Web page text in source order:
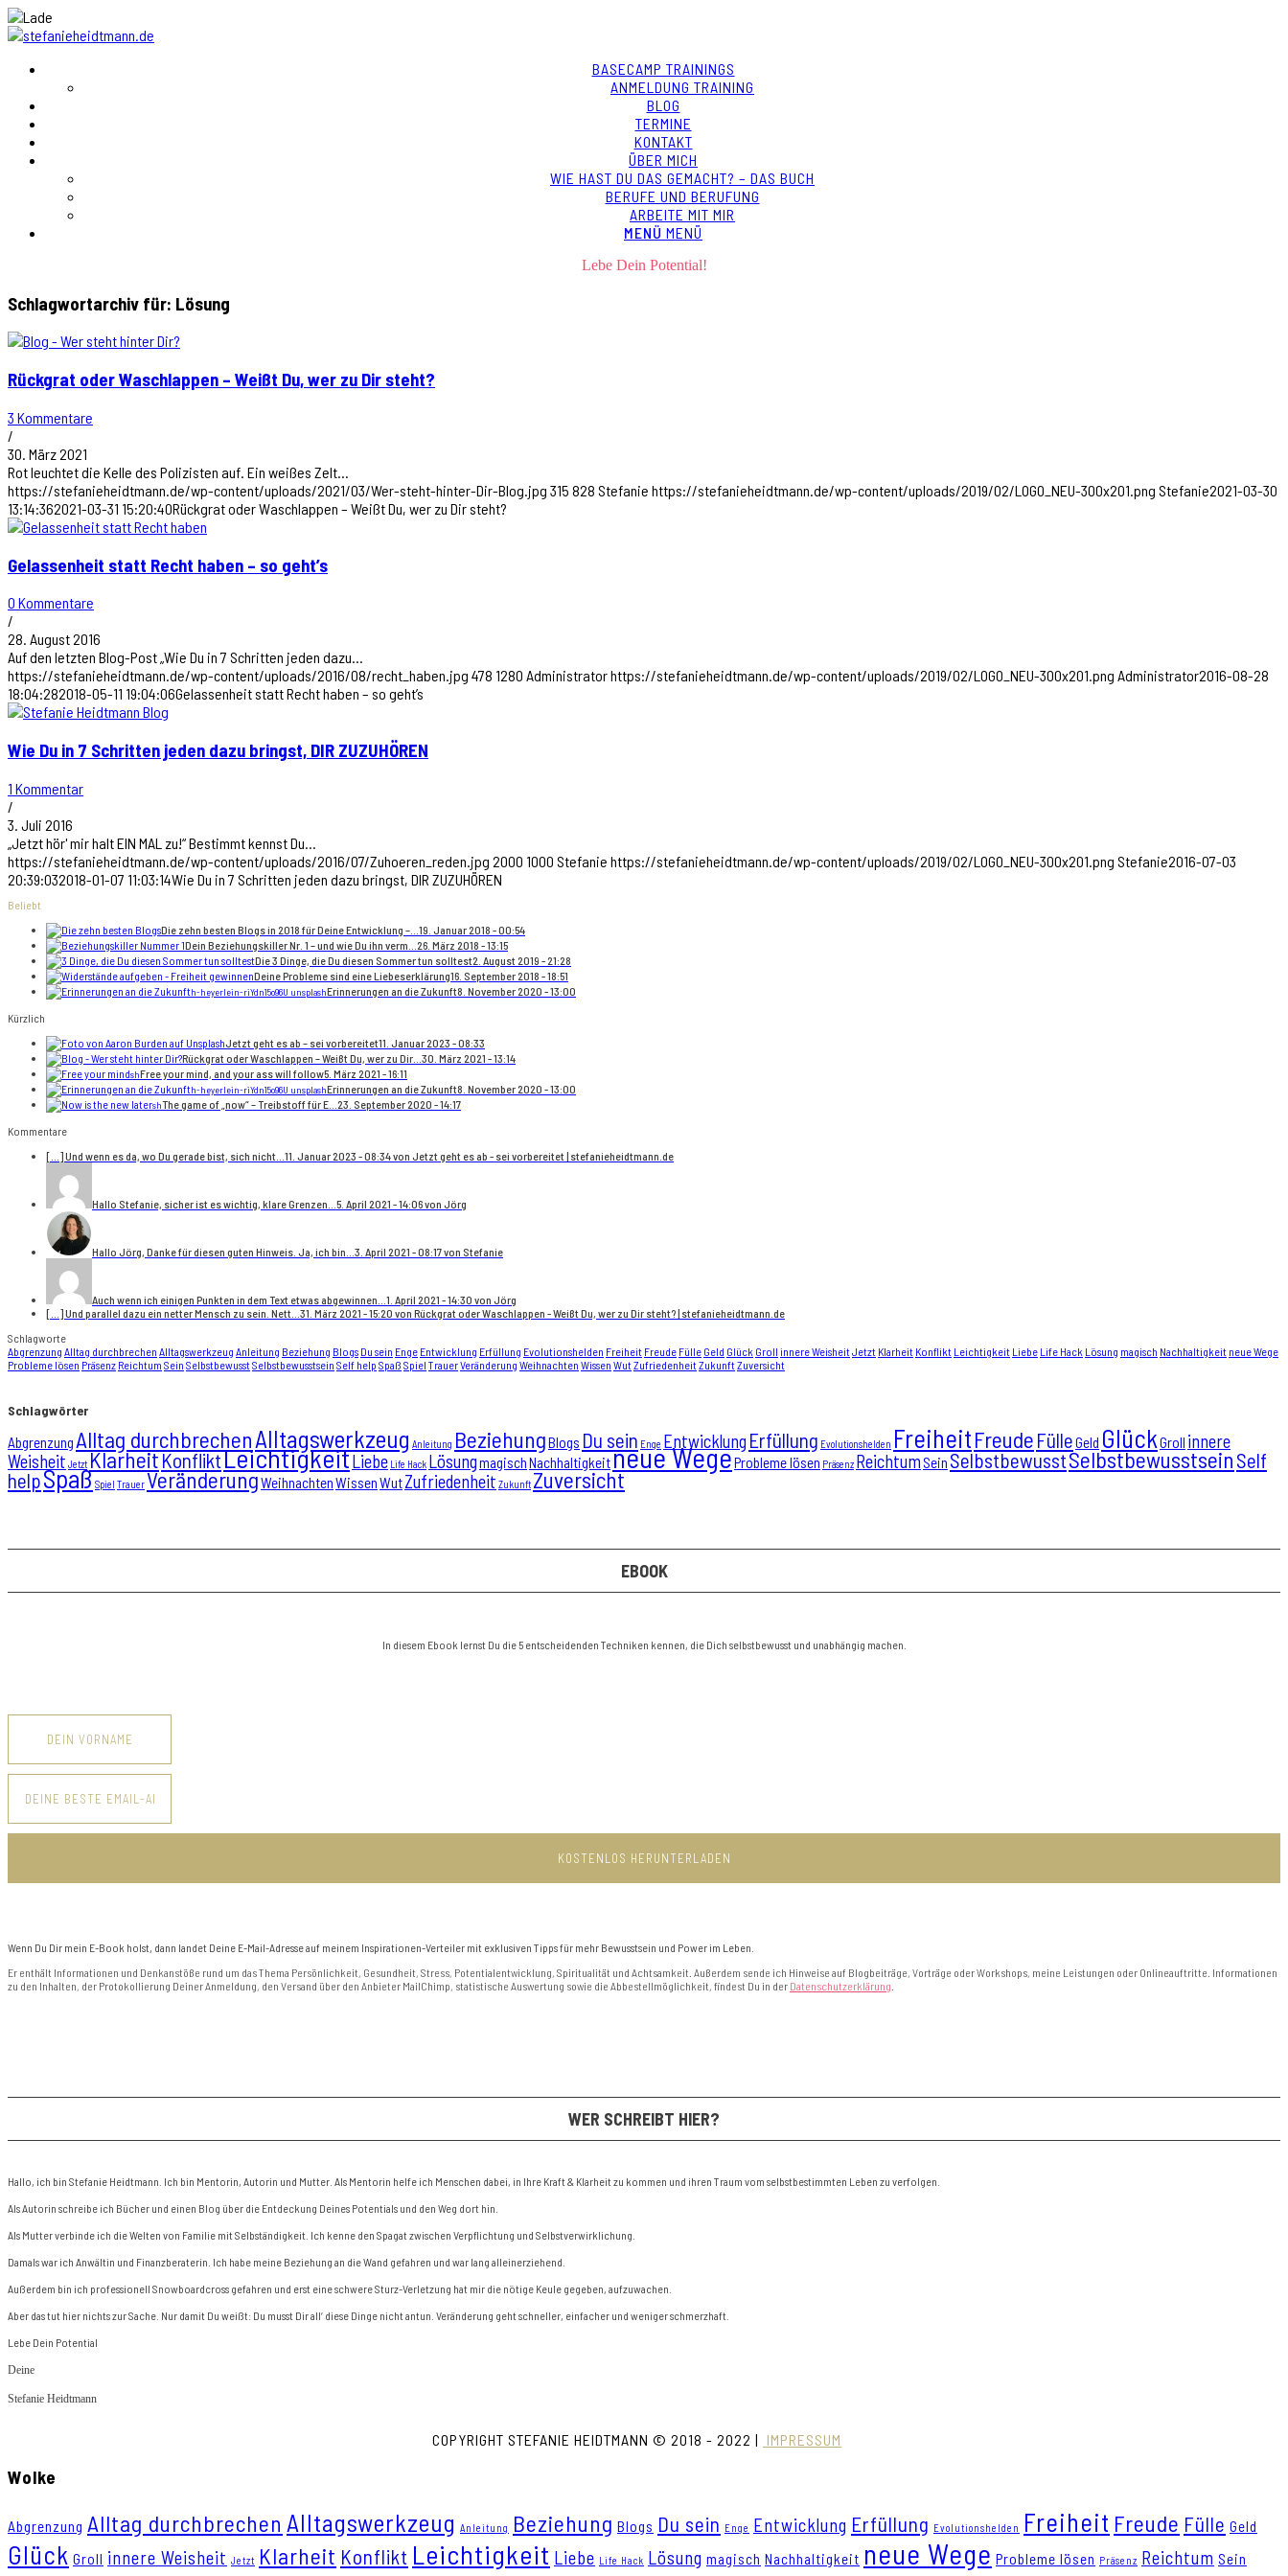
BASECAMP TRAININGS
ANMELDUNG TRAINING
BLOG
TERMINE
KONTAKT
ÜBER MICH
WIE HAST DU DAS GEMACHT? – DAS BUCH
BERUFE UND BERUFUNG
ARBEITE MIT MIR
MENÜ MENÜ
Lebe Dein Potential!
Schlagwortarchiv für: Lösung
Rückgrat oder Waschlappen – Weißt Du, wer zu Dir steht?
3 Kommentare
/
30. März 2021
Rot leuchtet die Kelle des Polizisten auf. Ein weißes Zelt…
https://stefanieheidtmann.de/wp-content/uploads/2021/03/Wer-steht-hinter-Dir-Blog.jpg 315 828 Stefanie https://stefanieheidtmann.de/wp-content/uploads/2019/02/LOGO_NEU-300x201.png Stefanie2021-03-30
13:14:362021-03-31 15:20:40Rückgrat oder Waschlappen – Weißt Du, wer zu Dir steht?
Gelassenheit statt Recht haben – so geht’s
0 Kommentare
/
28. August 2016
Auf den letzten Blog-Post „Wie Du in 7 Schritten jeden dazu…
https://stefanieheidtmann.de/wp-content/uploads/2016/08/recht_haben.jpg 478 1280 Administratorhttps://stefanieheidtmann.de/wp-content/uploads/2019/02/LOGO_NEU-300x201.png Administrator2016-08-28
18:04:282018-05-11 19:04:06Gelassenheit statt Recht haben – so geht’s
Wie Du in 7 Schritten jeden dazu bringst, DIR ZUZUHÖREN
1 Kommentar
/
3. Juli 2016
„Jetzt hör' mir halt EIN MAL zu!“ Bestimmt kennst Du…
https://stefanieheidtmann.de/wp-content/uploads/2016/07/Zuhoeren_reden.jpg 2000 1000 Stefanie https://stefanieheidtmann.de/wp-content/uploads/2019/02/LOGO_NEU-300x201.png Stefanie2016-07-03
20:39:032018-01-07 11:03:14Wie Du in 7 Schritten jeden dazu bringst, DIR ZUZUHÖREN
Beliebt
Die zehn besten Blogs in 2018 für Deine Entwicklung –... 19. Januar 2018 - 00:54
Dein Beziehungskiller Nr. 1 – und wie Du ihn verm... 26. März 2018 - 13:15
Die 3 Dinge, die Du diesen Sommer tun solltest2. August 2019 - 21:28
Deine Probleme sind eine Liebeserklärung16. September 2018 - 18:51
h-heyerlein-riYdn15o96U unsplashErinnerungen an die Zukunft8. November 2020 - 13:00
Kürzlich
Jetzt geht es ab – sei vorbereitet11. Januar 2023 - 08:33
Rückgrat oder Waschlappen – Weißt Du, wer zu Dir... 30. März 2021 - 13:14
shFree your mind, and your ass will follow5. März 2021 - 16:11
h-heyerlein-riYdn15o96U unsplashErinnerungen an die Zukunft8. November 2020 - 13:00
shThe game of „now“ – Treibstoff für E... 23. September 2020 - 14:17
Kommentare
[…] Und wenn es da, wo Du gerade bist, sich nicht... 11. Januar 2023 - 08:34 von Jetzt geht es ab - sei vorbereitet | stefanieheidtmann.de
Hallo Stefanie, sicher ist es wichtig, klare Grenzen... 5. April 2021 - 14:06 von Jörg
Hallo Jörg, Danke für diesen guten Hinweis. Ja, ich bin... 3. April 2021 - 08:17 von Stefanie
Auch wenn ich einigen Punkten in dem Text etwas abgewinnen... 1. April 2021 - 14:30 von Jörg
[…] Und parallel dazu ein netter Mensch zu sein. Nett... 31. März 2021 - 15:20 von Rückgrat oder Waschlappen - Weißt Du, wer zu Dir steht? | stefanieheidtmann.de
Schlagworte
Abgrenzung Alltag durchbrechen Alltagswerkzeug Anleitung Beziehung Blogs Du sein Enge Entwicklung Erfüllung Evolutionshelden Freiheit Freude Fülle Geld Glück Groll innere WeisheitJetzt Klarheit Konflikt Leichtigkeit Liebe Life Hack Lösung magisch Nachhaltigkeit neue Wege
Probleme lösen Präsenz Reichtum Sein SelbstbewusstSelbstbewusstsein Self help Spaß Spiel TrauerVeränderung Weihnachten Wissen WutZufriedenheitZukunftZuversicht
Schlagwörter
Abgrenzung Alltag durchbrechenAlltagswerkzeug Anleitung BeziehungBlogs Du sein Enge Entwicklung Erfüllung Evolutionshelden FreiheitFreude FülleGeld GlückGroll innere
Weisheit JetztKlarheitKonfliktLeichtigkeitLiebe Life Hack LösungmagischNachhaltigkeitneue WegeProbleme lösen Präsenz ReichtumSeinSelbstbewusstSelbstbewusstsein Self
helpSpaßSpiel TrauerVeränderungWeihnachtenWissenWutZufriedenheit Zukunft Zuversicht
EBOOK
In diesem Ebook lernst Du die 5 entscheidenden Techniken kennen, die Dich selbstbewusst und unabhängig machen.
Wenn Du Dir mein E-Book holst, dann landet Deine E-Mail-Adresse auf meinem Inspirationen-Verteiler mit exklusiven Tipps für mehr Bewusstsein und Power im Leben.
Er enthält Informationen und Denkanstöße rund um das Thema Persönlichkeit, Gesundheit, Stress, Potentialentwicklung, Spiritualität und Achtsamkeit. Außerdem sende ich Hinweise auf Blogbeiträge, Vorträge oder Workshops, meine Leistungen oder Onlineauftritte. Informationen
zu den Inhalten, der Protokollierung Deiner Anmeldung, den Versand über den Anbieter MailChimp, statistische Auswertung sowie die Abbestellmöglichkeit, findest Du in der Datenschutzerklärung
WER SCHREIBT HIER?
Hallo, ich bin Stefanie Heidtmann. Ich bin Mentorin, Autorin und Mutter. Als Mentorin helfe ich Menschen dabei, in Ihre Kraft & Klarheit zu kommen und ihren Traum vom selbstbestimmten Leben zu verfolgen.
Als Autorin schreibe ich Bücher und einen Blog über die Entdeckung Deines Potentials und den Weg dort hin.
Als Mutter verbinde ich die Welten von Familie mit Selbständigkeit. Ich kenne den Spagat zwischen Verpflichtung und Selbstverwirklichung.
Damals war ich Anwältin und Finanzberaterin. Ich habe meine Beziehung an die Wand gefahren und war lang alleinerziehend.
Außerdem bin ich professionell Snowboardcross gefahren und erst eine schwere Sturz-Verletzung hat mir die nötige Keule gegeben, aufzuwachen.
Aber das tut hier nichts zur Sache. Nur damit Du weißt: Du musst Dir all‘ diese Dinge nicht antun. Veränderung geht schneller, einfacher und weniger schmerzhaft.
Lebe Dein Potential
Deine
Stefanie Heidtmann
COPYRIGHT STEFANIE HEIDTMANN © 2018 - 2022 | IMPRESSUM
Wolke
Abgrenzung Alltag durchbrechen Alltagswerkzeug Anleitung Beziehung Blogs Du sein Enge Entwicklung Erfüllung Evolutionshelden Freiheit Freude Fülle Geld
Glück Groll innere Weisheit Jetzt Klarheit Konflikt Leichtigkeit Liebe Life Hack Lösung magisch Nachhaltigkeit neue Wege Probleme lösen Präsenz Reichtum Sein